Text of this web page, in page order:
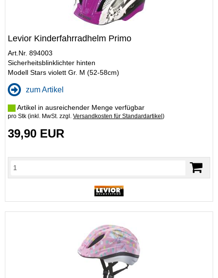
Levior Kinderfahrradhelm Primo
Art.Nr. 894003
Sicherheitsblinklichter hinten
Modell Stars violett Gr. M (52-58cm)
zum Artikel
Artikel in ausreichender Menge verfügbar
pro Stk (inkl. MwSt. zzgl. Versandkosten für Standardartikel)
39,90 EUR